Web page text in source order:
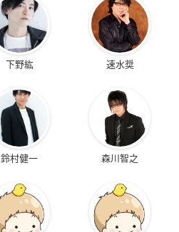
下野紘 速水奨
鈴村健一 森川智之